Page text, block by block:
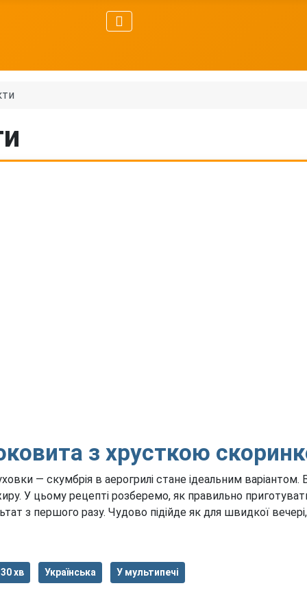
з хрусткою
— скумбрія в аерогрилі стане ідеальним
У цьому рецепті розберемо, як правильно
з першого разу. Чудово підійде як для швидкої
хв Українська У мультипечі